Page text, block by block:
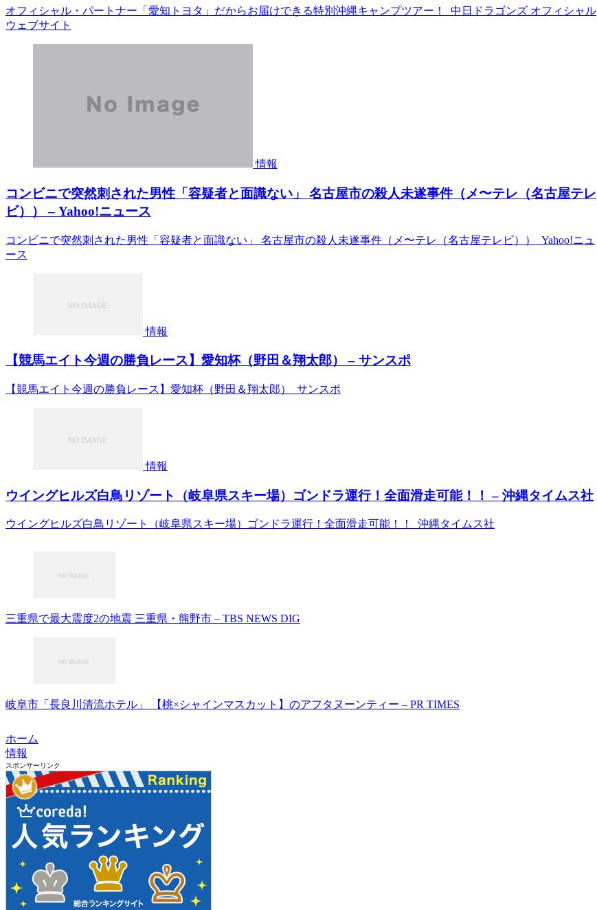
オフィシャル・パートナー「愛知トヨタ」だからお届けできる特別沖縄キャンプツアー！ 中日ドラゴンズ オフィシャル
ウェブサイト
情報
コンビニで突然刺された男性「容疑者と面識ない」 名古屋市の殺人未遂事件（メ〜テレ（名古屋テレ
ビ）） – Yahoo!ニュース
コンビニで突然刺された男性「容疑者と面識ない」 名古屋市の殺人未遂事件（メ〜テレ（名古屋テレビ）） Yahoo!ニュ
ース
情報
【競馬エイト今週の勝負レース】愛知杯（野田＆翔太郎） – サンスポ
【競馬エイト今週の勝負レース】愛知杯（野田＆翔太郎） サンスポ
情報
ウイングヒルズ白鳥リゾート（岐阜県スキー場）ゴンドラ運行！全面滑走可能！！ – 沖縄タイムス社
ウイングヒルズ白鳥リゾート（岐阜県スキー場）ゴンドラ運行！全面滑走可能！！ 沖縄タイムス社
三重県で最大震度2の地震 三重県・熊野市 – TBS NEWS DIG
岐阜市「長良川清流ホテル」 【桃×シャインマスカット】のアフタヌーンティー – PR TIMES
ホーム
情報
スポンサーリンク